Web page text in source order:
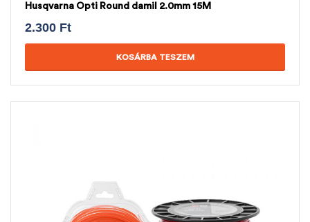
Husqvarna Opti Round damil 2.0mm 15M
2.300 Ft
KOSÁRBA TESZEM